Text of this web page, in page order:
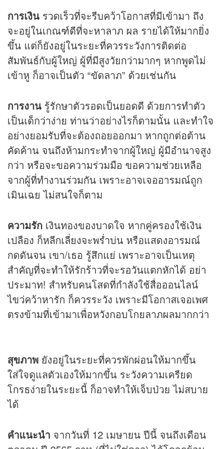
การเงิน รวดเร็วที่จะรีบคว้าโอกาสที่มีเข้ามา ถึง
จะอยู่ในเกณฑ์ดีที่จะหาลาภ ผล รายได้ให้มากยิ่ง
ขึ้น แต่ก็ยังอยู่ในระยะที่ควรระวังการติดต่อ
สัมพันธ์กับผู้ใหญ่ ผู้ที่มีสูงวัยกว่ามากๆ หากพูดไม่
เข้าหู ก็อาจเป็นตัว “ขัดลาภ” ด้วยเช่นกัน
การงาน รู้รักษาตัวรอดเป็นยอดดี ด้วยการทำตัว
เป็นเด็กว่าง่าย ท่านว่าอย่างไรก็ตามนั้น และทำใจ
อย่างยอมรับที่จะต้องถอยออกมา หากถูกต่อต้าน
คัดค้าน จนถึงห้ามกระทำจากผู้ใหญ่ ผู้มีอำนาจสูง
กว่า หรือจะขอความร่วมมือ ขอความช่วยเหลือ
จากผู้ที่ทำงานร่วมกัน เพราะอาจเจออารมณ์ถูก
เมินเฉย ไม่สนใจก็ตาม
ความรัก เงินทองของบาดใจ หากคู่ครองใช้เงิน
เปลือง ก็หลีกเลี่ยงจะพร่ำบ่น หรือแสดงอารมณ์
กดดันจน เขา/เธอ รู้สึกแย่ เพราะอาจเป็นเหตุ
สำคัญที่จะทำให้รักร้าวที่จะรอวันแตกหักได้ อย่า
ประมาท! สำหรับคนโสดที่กำลังใช้สื่อออนไลน์
ไขว่คว้าหารัก ก็ควรระวัง เพราะมีโอกาสเจอเพศ
ตรงข้ามที่เข้ามาเพื่อหวังกอบโกยลาภผลมากกว่า
สุขภาพ ยังอยู่ในระยะที่ควรพักผ่อนให้มากขึ้น
ใส่ใจดูแลตัวเองให้มากขึ้น ระวังความเครียด
โกรธง่ายในระยะนี้ ก็อาจทำให้เจ็บป่วย ไม่สบาย
ได้
คำแนะนำ จากวันที่ 12 เมษายน ปีนี้ จนถึงเดือน